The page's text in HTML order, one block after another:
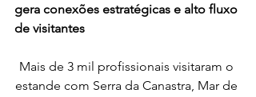
gera conexões estratégicas e alto fluxo
de visitantes
Mais de 3 mil profissionais visitaram o
estande com Serra da Canastra, Mar de